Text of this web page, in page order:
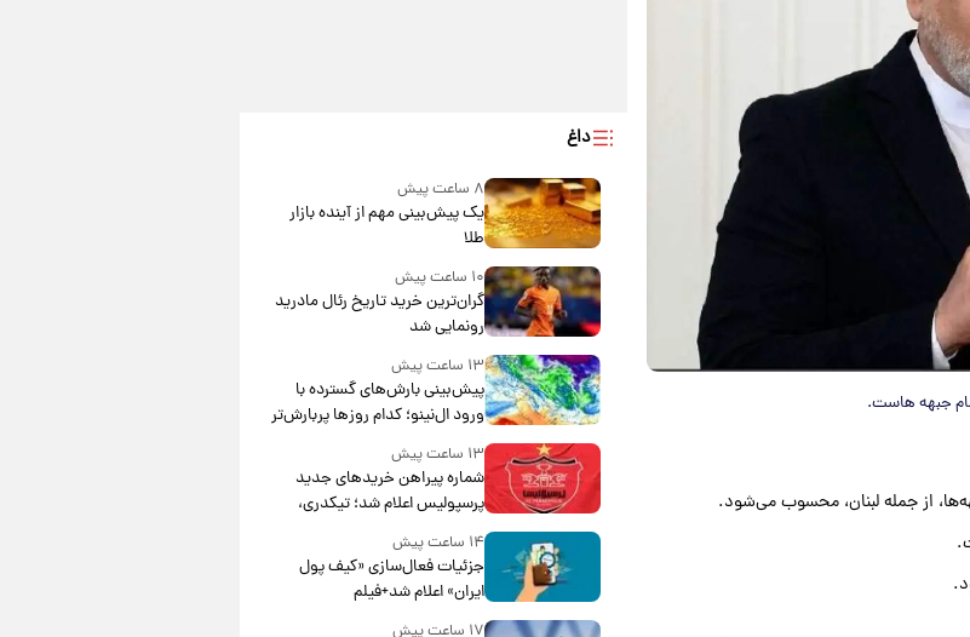
جبهه هاست.
از جمله لبنان، محسوب می‌شود.
داغ
۸ ساعت پیش
یک پیش‌بینی مهم از آینده بازار
طلا
۱۰ ساعت پیش
گران‌ترین خرید تاریخ رئال مادرید
رونمایی شد
۱۳ ساعت پیش
پیش‌بینی بارش‌های گسترده با
ورود ال‌نینو؛ کدام روزها پربارش‌تر
خواهند بود؟
۱۳ ساعت پیش
شماره پیراهن خریدهای جدید
پرسپولیس اعلام شد؛ تیکدری،
محبی و سرگیف با اعداد ویژه
۱۴ ساعت پیش
جزئیات فعال‌سازی «کیف پول
ایران» اعلام شد+فیلم
۱۷ ساعت پیش